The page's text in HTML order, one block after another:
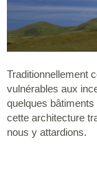
Traditionnellement
vulnérables aux
quelques
cette architecture
nous y attardions.